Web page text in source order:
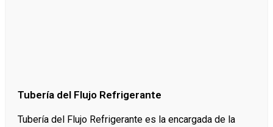
Tubería del Flujo Refrigerante
Tubería del Flujo Refrigerante es la encargada de la